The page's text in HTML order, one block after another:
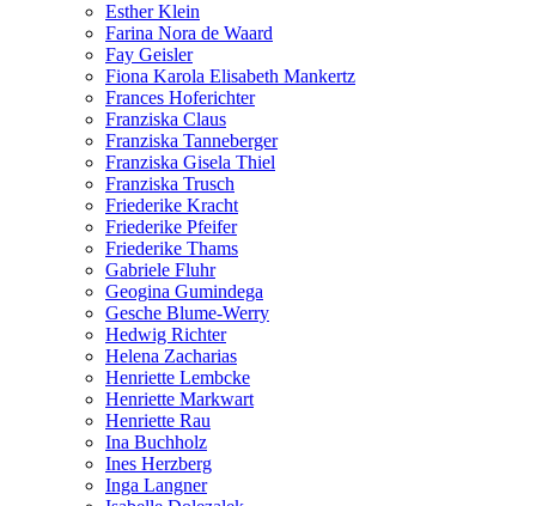
Esther Klein
Farina Nora de Waard
Fay Geisler
Fiona Karola Elisabeth Mankertz
Frances Hoferichter
Franziska Claus
Franziska Tanneberger
Franziska Gisela Thiel
Franziska Trusch
Friederike Kracht
Friederike Pfeifer
Friederike Thams
Gabriele Fluhr
Geogina Gumindega
Gesche Blume-Werry
Hedwig Richter
Helena Zacharias
Henriette Lembcke
Henriette Markwart
Henriette Rau
Ina Buchholz
Ines Herzberg
Inga Langner